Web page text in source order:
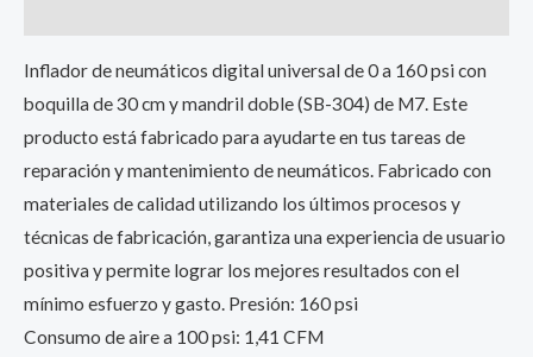
Inflador de neumáticos digital universal de 0 a 160 psi con
boquilla de 30 cm y mandril doble (SB-304) de M7. Este
producto está fabricado para ayudarte en tus tareas de
reparación y mantenimiento de neumáticos. Fabricado con
materiales de calidad utilizando los últimos procesos y
técnicas de fabricación, garantiza una experiencia de usuario
positiva y permite lograr los mejores resultados con el
mínimo esfuerzo y gasto. Presión: 160 psi
Consumo de aire a 100 psi: 1,41 CFM